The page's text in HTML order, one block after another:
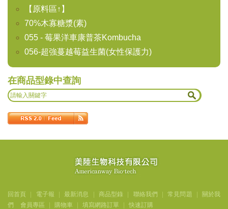
【原料區↑】
70%木寡糖漿(素)
055 - 莓果洋車康普茶Kombucha
056-超強蔓越莓益生菌(女性保護力)
在商品型錄中查詢
回首頁 電子報 最新消息 商品型錄 聯絡我們 常見問題
關於我
們
會員專區 購物車 填寫網路訂單 快速訂購